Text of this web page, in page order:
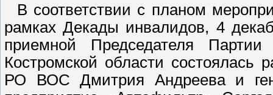
В соответствии с планом
рамках Декады инвалидов, 4
приемной Председателя
Костромской области состоялась
РО ВОС Дмитрия Андреева и